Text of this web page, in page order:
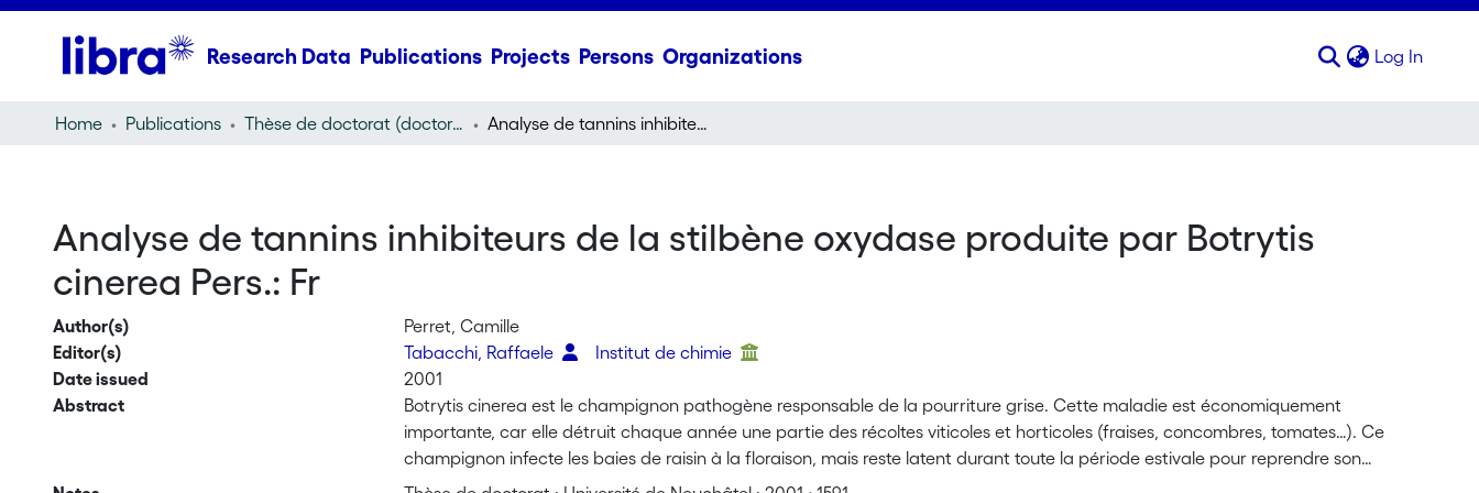
Research Data Publications Projects Persons Organizations Log In
Home Publications Thèse de doctorat (doctoral thesis) Analyse de tannins inhibiteurs de la stilbène oxydase produite par Botrytis cinerea Pers.: Fr
Analyse de tannins inhibiteurs de la stilbène oxydase produite par Botrytis
cinerea Pers.: Fr
Author(s)
Perret, Camille
Editor(s)
Tabacchi, Raffaele
Institut de chimie
Date issued
2001
Abstract
Botrytis cinerea est le champignon pathogène responsable de la pourriture grise. Cette maladie est économiquement
importante, car elle détruit chaque année une partie des récoltes viticoles et horticoles (fraises, concombres, tomates…). Ce
champignon infecte les baies de raisin à la floraison, mais reste latent durant toute la période estivale pour reprendre son
développement à la véraison, provoquant le pourrissement de la grappe. Certaines variétés, comme le Gamaret, sont